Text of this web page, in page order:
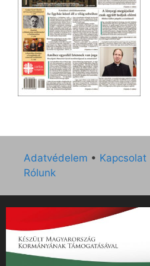
Adatvédelem • Kapcsolat
Rólunk